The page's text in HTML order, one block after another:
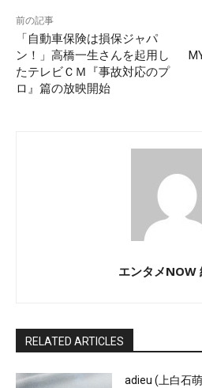
前の記事
「自動車保険は損保ジャパ
ン！」高橋一生さんを起用し
たテレビＣＭ『事故対応のプ
ロ』篇の放映開始
エンタメNOW
RELATED ARTICLES
adieu (上白石